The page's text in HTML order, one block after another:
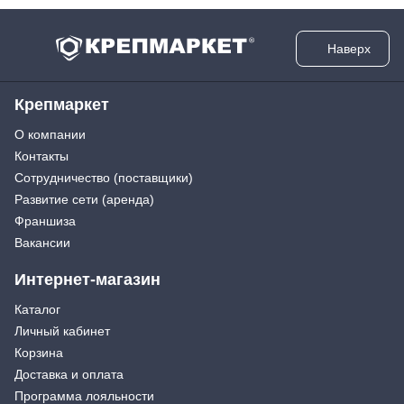
Наверх
Крепмаркет
О компании
Контакты
Сотрудничество (поставщики)
Развитие сети (аренда)
Франшиза
Вакансии
Интернет-магазин
Каталог
Личный кабинет
Корзина
Доставка и оплата
Программа лояльности